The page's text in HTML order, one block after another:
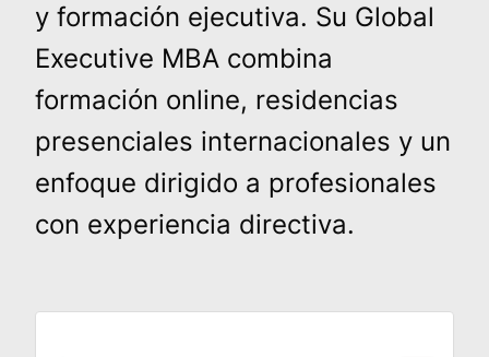
y formación ejecutiva. Su Global
Executive MBA combina
formación online, residencias
presenciales internacionales y un
enfoque dirigido a profesionales
con experiencia directiva.